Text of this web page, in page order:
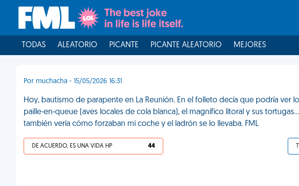
TODAS ALEATORIO PICANTE PICANTE ALEATORIO MEJORES
Por muchacha - 15/05/2026 16:31
Hoy, bautismo de parapente en La Reunión. En el folleto decía que podría ver
paille-en-queue (aves locales de cola blanca), el magnífico litoral y sus
también vería cómo forzaban mi coche y el ladrón se lo llevaba. FML
DE ACUERDO, ES UNA VIDA HP 44